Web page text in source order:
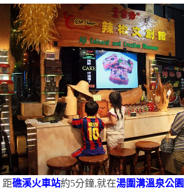
距礁溪火車站約5分鐘,就在湯圍溝溫泉公園